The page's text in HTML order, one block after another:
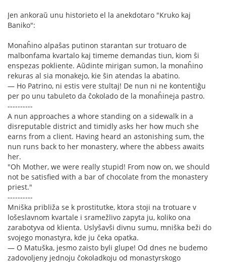
Jen ankoraŭ unu historieto el la anekdotaro "Kruko kaj
Baniko":
Monaĥino alpaŝas putinon starantan sur trotuaro de
malbonfama kvartalo kaj timeme demandas tiun, kiom ŝi
enspezas pokliente. Aŭdinte mirigan sumon, la monaĥino
rekuras al sia monakejo, kie ŝin atendas la abatino.
— Ho Patrino, ni estis vere stultaj! De nun ni ne kontentiĝu
per po unu tabuleto da ĉokolado de la monaĥineja pastro.
----------
A nun approaches a whore standing on a sidewalk in a
disreputable district and timidly asks her how much she
earns from a client. Having heard an astonishing sum, the
nun runs back to her monastery, where the abbess awaits
her.
"Oh Mother, we were really stupid! From now on, we should
not be satisfied with a bar of chocolate from the monastery
priest."
----------
Mniška približa se k prostitutke, ktora stoji na trotuare v
lošeslavnom kvartale i sramežlivo zapyta ju, koliko ona
zarabotyva od klienta. Uslyšavši divnu sumu, mniška beži do
svojego monastyra, kde ju čeka opatka.
— O Matuška, jesmo zaisto byli glupe! Od dnes ne budemo
zadovoljeny jednoju čokoladkoju od monastyrskogo